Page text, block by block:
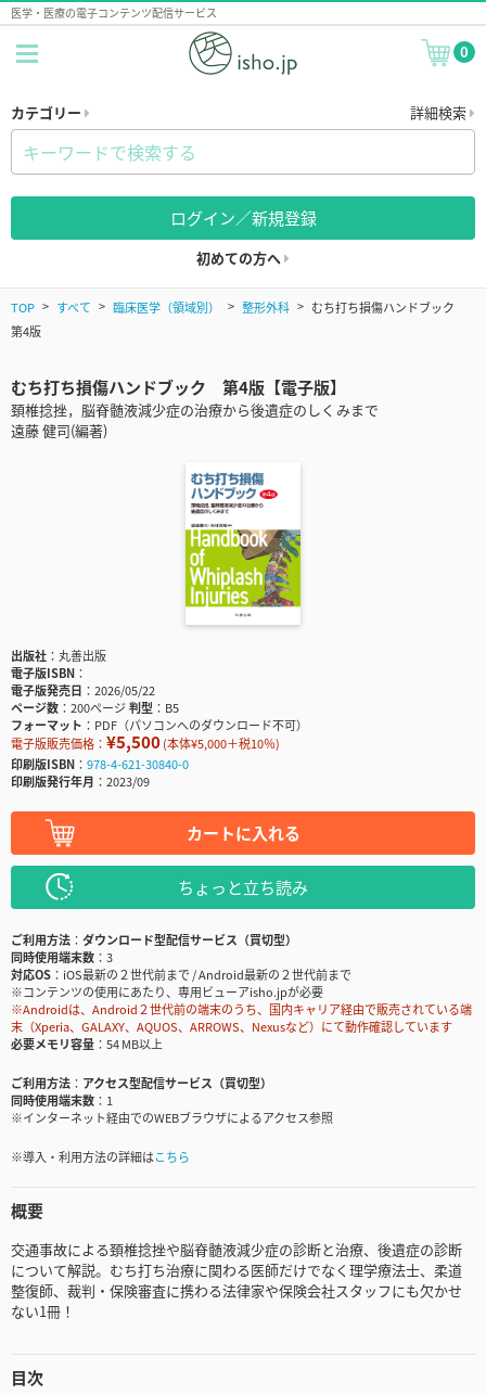
医学・医療の電子コンテンツ配信サービス
0
カテゴリー 詳細検索
ログイン／新規登録
初めての方へ
TOP すべて 臨床医学（領域別） 整形外科
むち打ち損傷ハンドブック
第4版
むち打ち損傷ハンドブック 第4版【電子版】
頚椎捻挫，脳脊髄液減少症の治療から後遺症のしくみまで
遠藤 健司(編著)
出版社
丸善出版
電子版ISBN
電子版発売日
2026/05/22
ページ数
200ページ判型
B5
フォーマット
PDF（パソコンへのダウンロード不可）
電子版販売価格： ¥5,500(本体¥5,000＋税10％)
印刷版ISBN
978-4-621-30840-0
印刷版発行年月
2023/09
カートに入れる
ちょっと立ち読み
ご利用方法
ダウンロード型配信サービス（買切型）
同時使用端末数
3
対応OS
iOS最新の２世代前まで / Android最新の２世代前まで
※コンテンツの使用にあたり、専用ビューアisho.jpが必要
※Androidは、Android２世代前の端末のうち、国内キャリア経由で販売されている端
末（Xperia、GALAXY、AQUOS、ARROWS、Nexusなど）にて動作確認しています
必要メモリ容量
54 MB以上
ご利用方法
アクセス型配信サービス（買切型）
同時使用端末数
1
※インターネット経由でのWEBブラウザによるアクセス参照
※導入・利用方法の詳細はこちら
概要
交通事故による頚椎捻挫や脳脊髄液減少症の診断と治療、後遺症の診断
について解説。むち打ち治療に関わる医師だけでなく理学療法士、柔道
整復師、裁判・保険審査に携わる法律家や保険会社スタッフにも欠かせ
ない1冊！
目次